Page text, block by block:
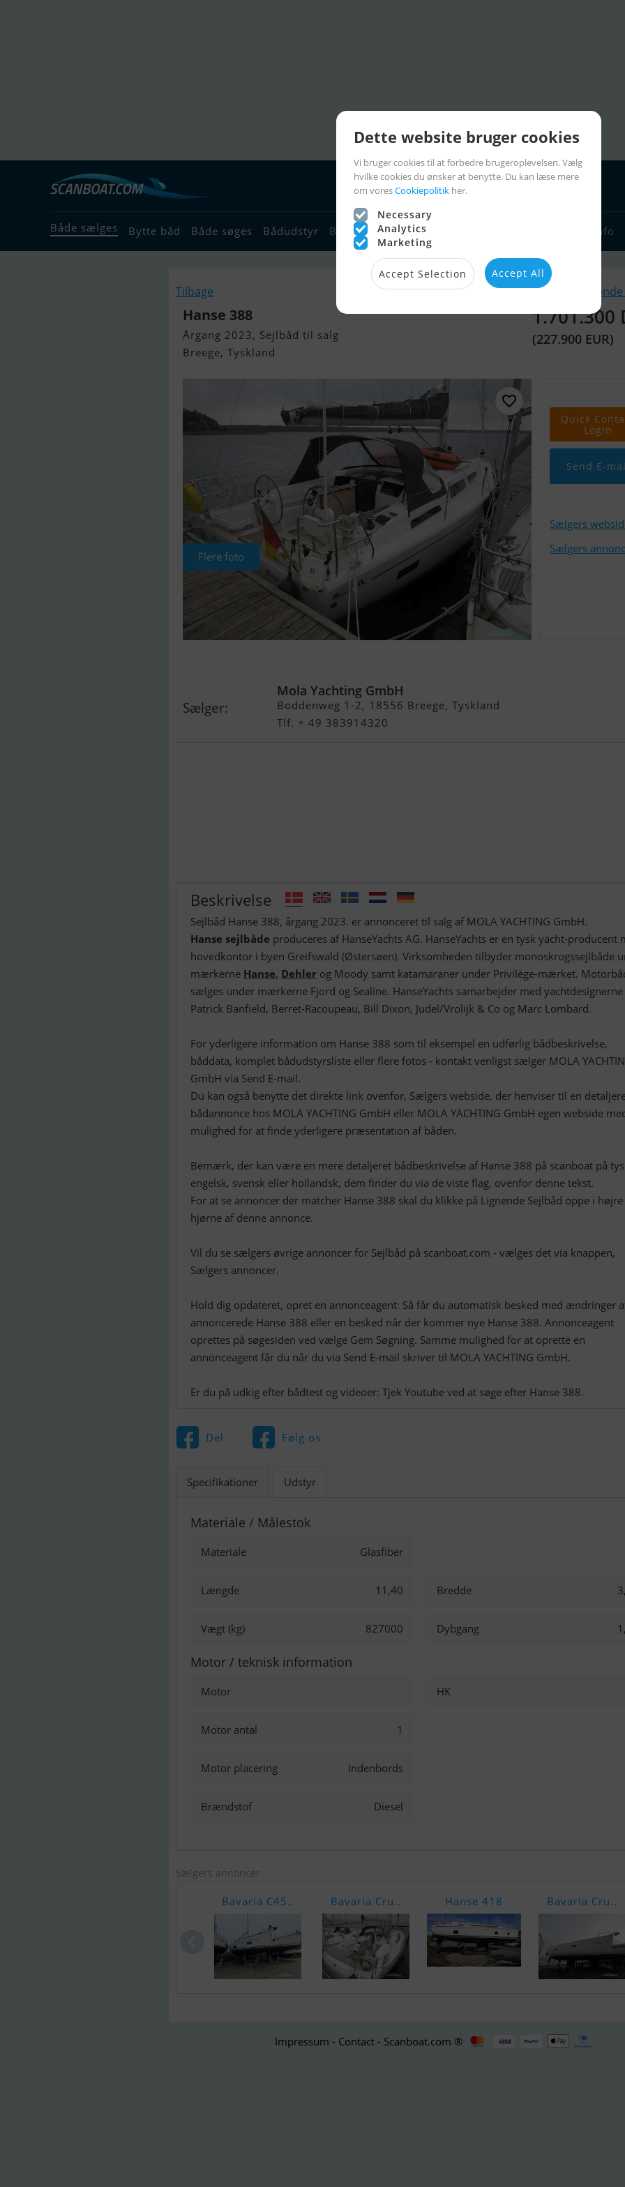
Både sælges Bytte båd Både søges Bådudstyr Bådforhandlere Sejlerlinks Sejlerinfo
Tilbage
Hanse 388
Årgang 2023, Sejlbåd til salg
Breege, Tyskland
1.701.300
(227.900 EUR)
Flere foto
Quick
Login
Send E-
Sælgers
Sælgers
Sælger:
Mola Yachting GmbH
Boddenweg 1-2, 18556 Breege, Tyskland
Tlf. + 49 383914320
Beskrivelse
Hanse sejlbåde produceres af HanseYachts AG. HanseYachts er en tysk yacht-producent
hovedkontor i byen Greifswald (Østersøen). Virksomheden tilbyder monoskrogssejlbåde
mærkerne Hanse, Dehler og Moody samt katamaraner under Privilège-mærket.
sælges under mærkerne Fjord og Sealine. HanseYachts samarbejder med yachtdesignerne
Patrick Banfield, Berret-Racoupeau, Bill Dixon, Judel/Vrolijk & Co og Marc Lombard.
For yderligere information om Hanse 388 som til eksempel en udførlig bådbeskrivelse,
båddata, komplet bådudstyrsliste eller flere fotos - kontakt venligst sælger MOLA
GmbH via Send E-mail.
Du kan også benytte det direkte link ovenfor, Sælgers webside, der henviser til en
bådannonce hos MOLA YACHTING GmbH eller MOLA YACHTING GmbH egen webside
mulighed for at finde yderligere præsentation af båden.
Bemærk, der kan være en mere detaljeret bådbeskrivelse af Hanse 388 på scanboat på
engelsk, svensk eller hollandsk, dem finder du via de viste flag, ovenfor denne tekst.
For at se annoncer der matcher Hanse 388 skal du klikke på Lignende Sejlbåd oppe i højre
hjørne af denne annonce.
Vil du se sælgers øvrige annoncer for Sejlbåd på scanboat.com - vælges det via knappen,
Sælgers annoncer.
Hold dig opdateret, opret en annonceagent: Så får du automatisk besked med ændringer
annoncerede Hanse 388 eller en besked når der kommer nye Hanse 388. Annonceagent
oprettes på søgesiden ved vælge Gem Søgning. Samme mulighed for at oprette en
annonceagent får du når du via Send E-mail skriver til MOLA YACHTING GmbH.
Del Følg os
Specifikationer Udstyr
Materiale / Målestok
Materiale Glasfiber
Længde 11,40 Bredde
Vægt (kg) 827000 Dybgang
Motor / teknisk information
Motor HK
Motor antal 1
Motor placering Indenbords
Brændstof Diesel
Sælgers annoncer
Bavaria C45.. Bavaria Cru.. Hanse 418 Bavaria Cru..
Impressum - Contact - Scanboat.com ®
Dette website bruger cookies
Vi bruger cookies til at forbedre brugeroplevelsen. Vælg
hvilke cookies du ønsker at benytte. Du kan læse mere
om voresCookiepolitik her.
Necessary
Analytics
Marketing
Accept Selection Accept All